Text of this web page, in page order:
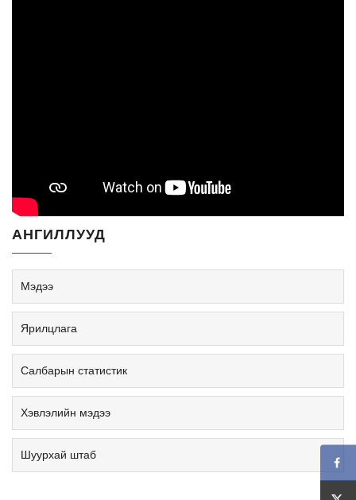
АНГИЛЛУУД
Мэдээ
Ярилцлага
Салбарын статистик
Хэвлэлийн мэдээ
Шуурхай штаб